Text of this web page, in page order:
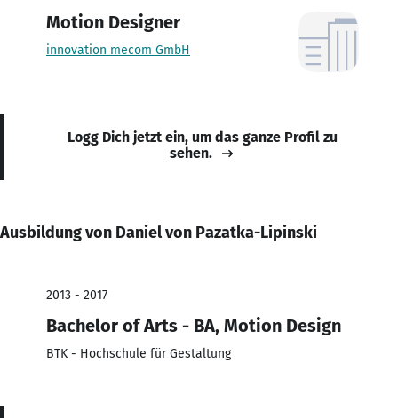
Motion Designer
innovation mecom GmbH
Logg Dich jetzt ein, um das ganze Profil zu
sehen.
Ausbildung von Daniel von Pazatka-Lipinski
2013 - 2017
Bachelor of Arts - BA, Motion Design
BTK - Hochschule für Gestaltung